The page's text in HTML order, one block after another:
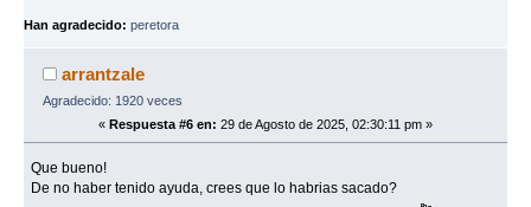
Han agradecido: peretora
arrantzale
Agradecido: 1920 veces
« Respuesta #6 en: 29 de Agosto de 2025, 02:30:11 pm »
Que bueno!
De no haber tenido ayuda, crees que lo habrias sacado?